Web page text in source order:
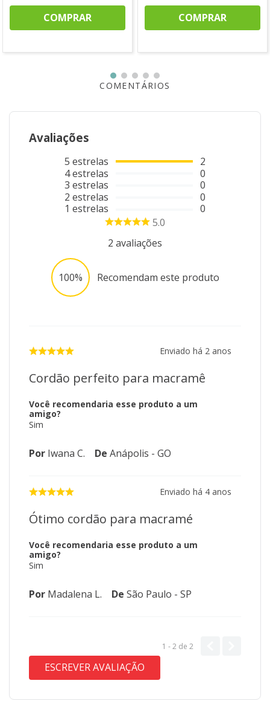
COMPRAR COMPRAR
COMENTÁRIOS
Avaliações
5 estrelas
4estrelas
3 estrelas
2 estrelas
1 estrelas
2
0
0
0
0
5.0
2 avaliações
100% Recomendam este produto
Enviado há 2 anos
Cordão perfeito para macramê
Você recomendaria esse produto a um
amigo?
Sim
Por Iwana C. De Anápolis - GO
Enviado há 4 anos
Ótimo cordão para macramé
Você recomendaria esse produto a um
amigo?
Sim
Por Madalena L. De São Paulo - SP
1 - 2 de 2
ESCREVER AVALIAÇÃO